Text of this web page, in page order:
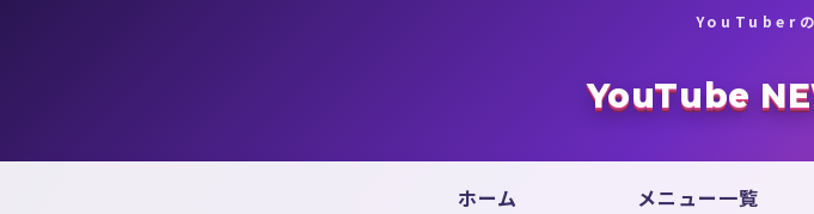
YouTuberの
YouTube
ホーム メニュー一覧